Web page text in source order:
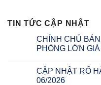
TIN TỨC CẬP NHẬT
CHÍNH CHỦ
PHÒNG LỚN
CẬP NHẬT RỔ
06/2026